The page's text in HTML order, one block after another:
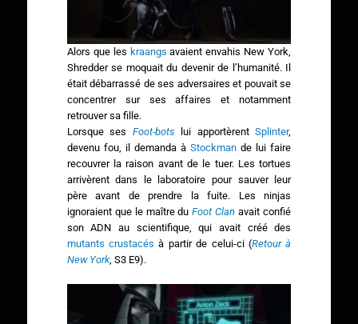
Alors que les kraangs avaient envahis New York,
Shredder se moquait du devenir de l’humanité. Il
était débarrassé de ses adversaires et pouvait se
concentrer sur ses affaires et notamment
retrouver sa fille.
Lorsque ses Foot-bots lui apportèrentSplinter,
devenu fou, il demanda àStockman de lui faire
recouvrer la raison avant de le tuer. Les tortues
arrivèrent dans le laboratoire pour sauver leur
père avant de prendre la fuite. Les ninjas
ignoraient que le maître duFoot Clan avait confié
son ADN au scientifique, qui avait créé des
mutants crustacés à partir de celui-ci (Retour à
New York, S3 E9).